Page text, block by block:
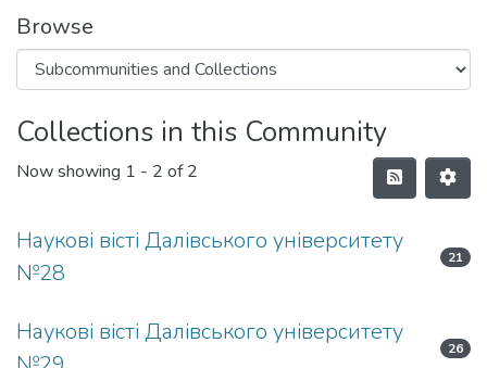
Browse
Collections in this Community
Now showing 1 - 2 of 2
Наукові вісті Далівського університету
№28
21
Наукові вісті Далівського університету
26